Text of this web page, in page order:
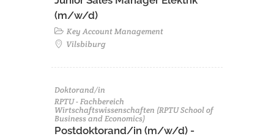
(m/w/d)
Key Account Management
Vilsbiburg
Doktorand/in
RPTU - Fachbereich
Wirtschaftswissenschaften (RPTU School of
Business and Economics)
Postdoktorand/in (m/w/d) -